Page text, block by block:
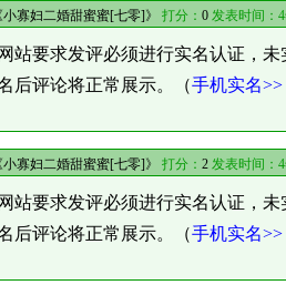
小寡妇二婚甜蜜蜜[七零]》 打分： 0 发表时间：
站要求发评必须进行实名认证，
后评论将正常展示。（手机实名>>
小寡妇二婚甜蜜蜜[七零]》 打分： 2 发表时间：
站要求发评必须进行实名认证，
后评论将正常展示。（手机实名>>